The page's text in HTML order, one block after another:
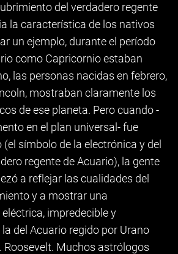
del verdadero regente
la característica de los nativos
un ejemplo, durante el período
como Capricornio estaban
las personas nacidas en febrero,
mostraban claramente los
de ese planeta. Pero cuando -
en el plan universal- fue
símbolo de la electrónica y del
regente de Acuario), la gente
a reflejar las cualidades del
y a mostrar una
impredecible y
del Acuario regido por Urano
Roosevelt. Muchos astrólogos